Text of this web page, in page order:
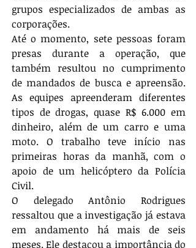
grupos especializados de ambas as
corporações.
Até o momento, sete pessoas foram
presas durante a operação, que
também resultou no cumprimento
de mandados de busca e apreensão.
As equipes apreenderam diferentes
tipos de drogas, quase R$ 6.000 em
dinheiro, além de um carro e uma
moto. O trabalho teve início nas
primeiras horas da manhã, com o
apoio de um helicóptero da Polícia
Civil.
O delegado Antônio Rodrigues
ressaltou que a investigação já estava
em andamento há mais de seis
meses. Ele destacou a importância do